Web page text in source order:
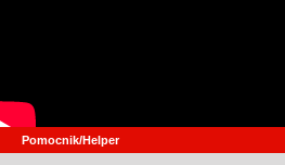
Pomocnik/Helper